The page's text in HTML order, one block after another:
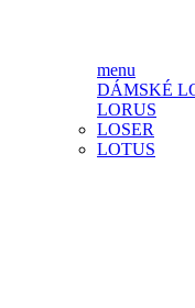
menu
DÁMSKÉ
LORUS
LOSER
LOTUS